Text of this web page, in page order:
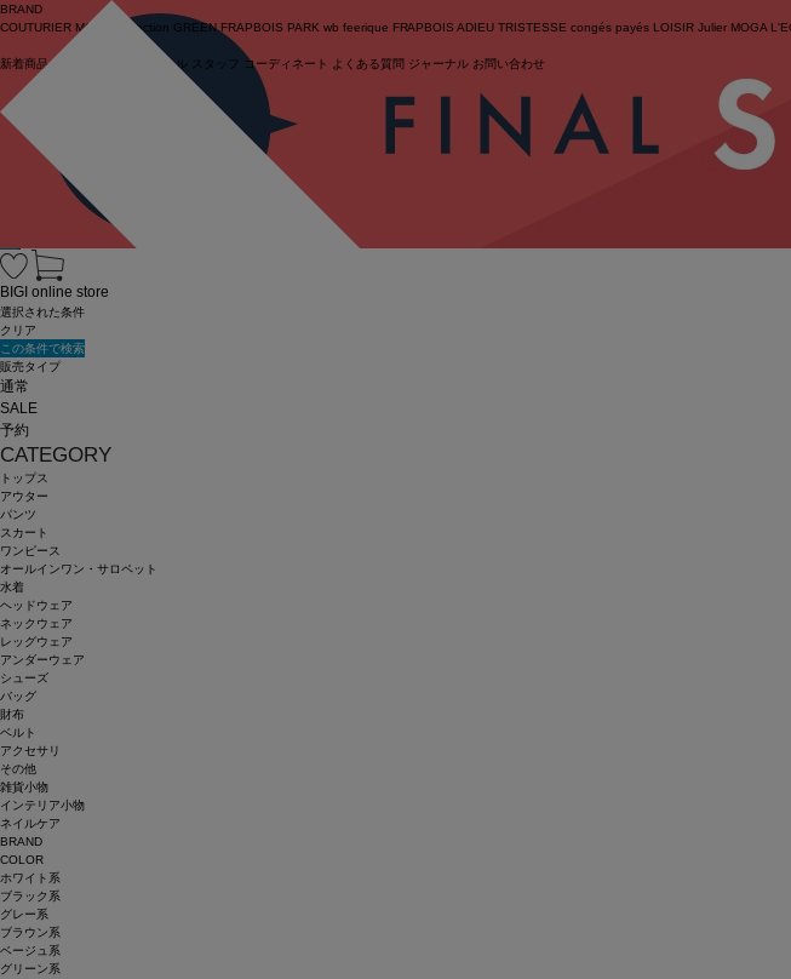
BRAND
COUTURIER MOGA Collection GREEN FRAPBOIS PARK wb feerique FRAPBOIS ADIEU TRISTESSE congés payés LOISIR Julier MOGA
新着商品 (ライブ) セール スタッフ コーディネート よくある質問 ジャーナル お問い合わせ
BIGI online store
選択された条件
クリア
この条件で検索
販売タイプ
通常
SALE
予約
CATEGORY
トップス
アウター
パンツ
スカート
ワンピース
オールインワン・サロペット
水着
ヘッドウェア
ネックウェア
レッグウェア
アンダーウェア
シューズ
バッグ
財布
ベルト
アクセサリ
その他
雑貨小物
インテリア小物
ネイルケア
BRAND
COLOR
ホワイト系
ブラック系
グレー系
ブラウン系
ベージュ系
グリーン系